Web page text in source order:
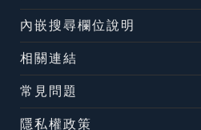
內嵌搜尋欄位說明
相關連結
常見問題
隱私權政策